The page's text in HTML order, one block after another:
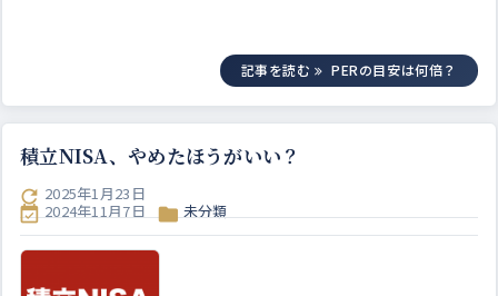
記事を読む PERの目安は何倍？
積立NISA、やめたほうがいい？
 2024年11月7日 未分類
 2025年1月23日